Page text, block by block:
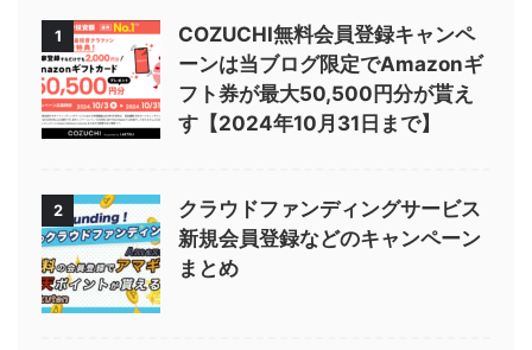
1
COZUCHI無料会員登録キャンペ
ーンは当ブログ限定でAmazonギ
フト券が最大50,500円分が貰え
す【2024年10月31日まで】
2
クラウドファンディングサービス
新規会員登録などのキャンペーン
まとめ